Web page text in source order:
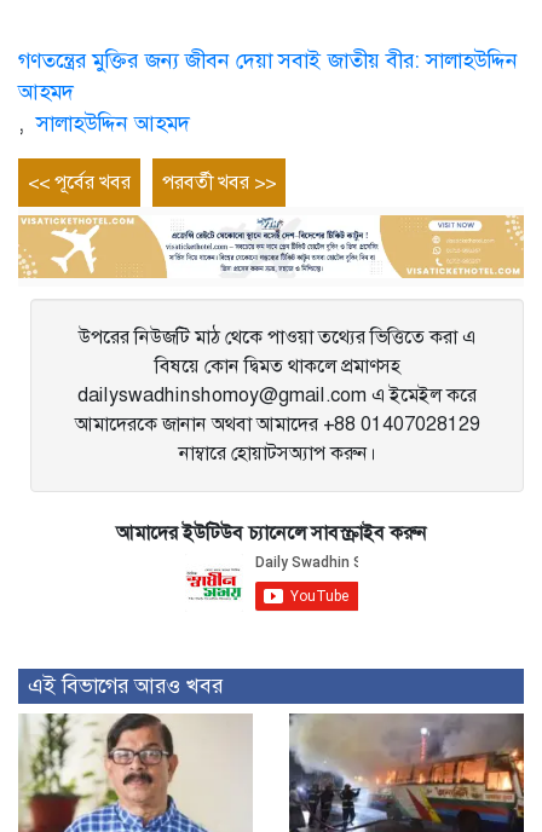
গণতন্ত্রের মুক্তির জন্য জীবন দেয়া সবাই জাতীয় বীর: সালাহউদ্দিন
আহমদ
,সালাহউদ্দিন আহমদ
Post
navigation
<< পূর্বের খবর
Previous
entry
পরবর্তী খবর >>
উপরের নিউজটি মাঠ থেকে পাওয়া তথ্যের ভিত্তিতে করা এ
বিষয়ে কোন দ্বিমত থাকলে প্রমাণসহ
dailyswadhinshomoy@gmail.com এ ইমেইল করে
আমাদেরকে জানান অথবা আমাদের +88 01407028129
নাম্বারে হোয়াটসঅ্যাপ করুন।
আমাদের ইউটিউব চ্যানেলে সাবস্ক্রাইব করুন
এই বিভাগের আরও খবর